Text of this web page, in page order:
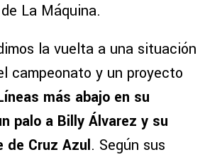
La Máquina.
la vuelta a una situación
campeonato y un proyecto
más abajo en su
palo a Billy Álvarez y su
Cruz Azul. Según sus